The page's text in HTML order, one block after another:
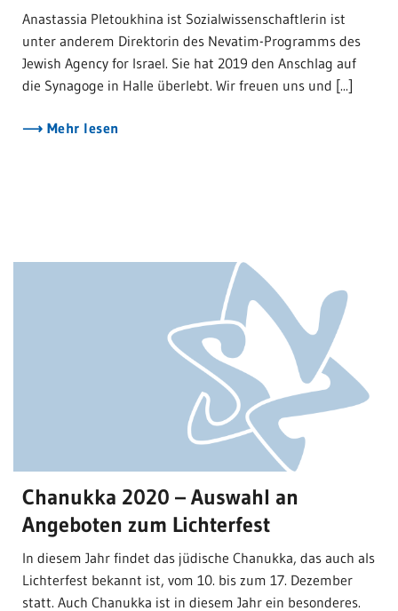
Anastassia Pletoukhina ist Sozialwissenschaftlerin ist
unter anderem Direktorin des Nevatim-Programms des
Jewish Agency for Israel. Sie hat 2019 den Anschlag auf
die Synagoge in Halle überlebt. Wir freuen uns und [...]
Mehr lesen
Chanukka 2020 – Auswahl an
Angeboten zum Lichterfest
In diesem Jahr findet das jüdische Chanukka, das auch als
Lichterfest bekannt ist, vom 10. bis zum 17. Dezember
statt. Auch Chanukka ist in diesem Jahr ein besonderes.